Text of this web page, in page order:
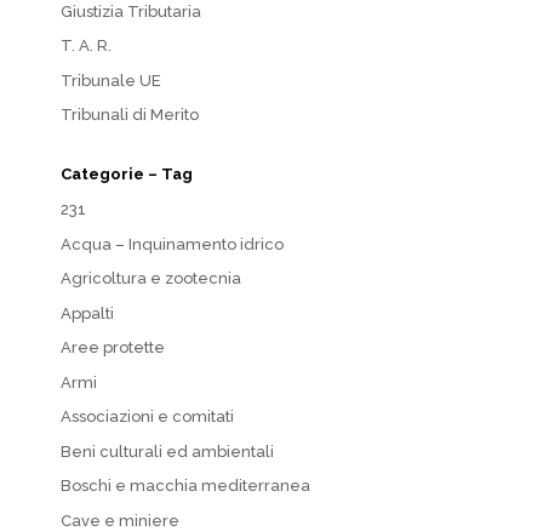
Giustizia Tributaria
T. A. R.
Tribunale UE
Tribunali di Merito
Categorie – Tag
231
Acqua – Inquinamento idrico
Agricoltura e zootecnia
Appalti
Aree protette
Armi
Associazioni e comitati
Beni culturali ed ambientali
Boschi e macchia mediterranea
Cave e miniere